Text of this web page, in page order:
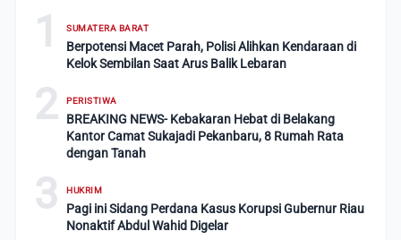
1 SUMATERA BARAT
Berpotensi Macet Parah, Polisi Alihkan Kendaraan di
Kelok Sembilan Saat Arus Balik Lebaran
2 PERISTIWA
BREAKING NEWS- Kebakaran Hebat di Belakang
Kantor Camat Sukajadi Pekanbaru, 8 Rumah Rata
dengan Tanah
3 HUKRIM
Pagi ini Sidang Perdana Kasus Korupsi Gubernur Riau
Nonaktif Abdul Wahid Digelar